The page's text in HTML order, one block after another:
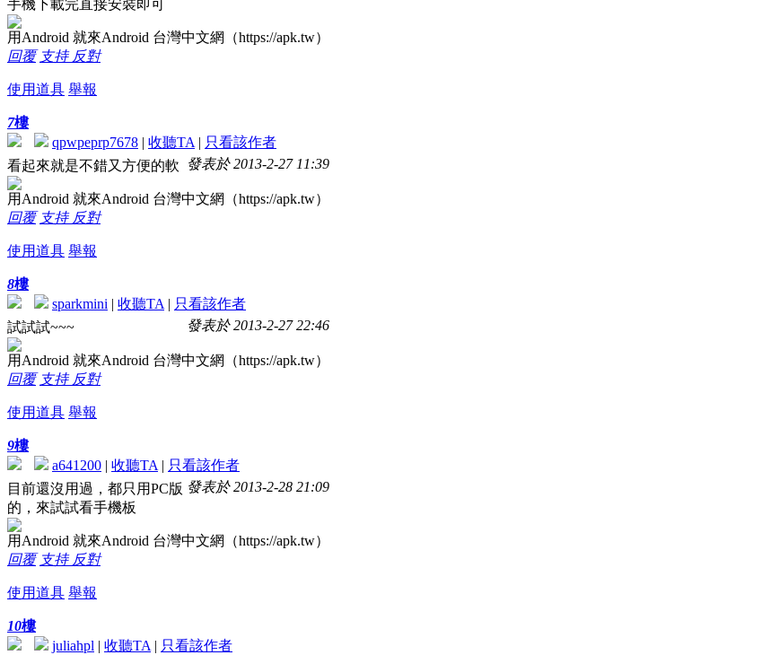
手機下載完直接安裝即可
用Android 就來Android 台灣中文網（https://apk.tw）
回覆 支持 反對
使用道具 舉報
7樓
qpwpeprp7678 | 收聽TA | 只看該作者
發表於 2013-2-27 11:39
看起來就是不錯又方便的軟
用Android 就來Android 台灣中文網（https://apk.tw）
回覆 支持 反對
使用道具 舉報
8樓
sparkmini | 收聽TA | 只看該作者
發表於 2013-2-27 22:46
試試試~~~
用Android 就來Android 台灣中文網（https://apk.tw）
回覆 支持 反對
使用道具 舉報
9樓
a641200 | 收聽TA | 只看該作者
發表於 2013-2-28 21:09
目前還沒用過，都只用PC版
的，來試試看手機板
用Android 就來Android 台灣中文網（https://apk.tw）
回覆 支持 反對
使用道具 舉報
10樓
juliahpl | 收聽TA | 只看該作者